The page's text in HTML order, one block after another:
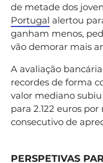
de metade dos
Portugal alertou
ganham menos,
vão demorar mais
A avaliação
recordes de forma
valor mediano subiu
para 2.122 euros
consecutivo de
PERSPETIVAS